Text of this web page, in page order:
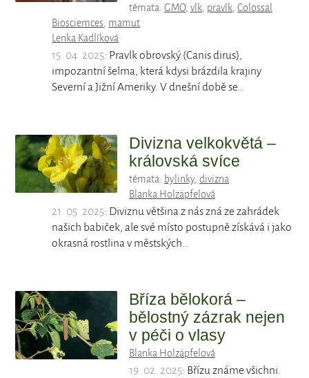
témata: GMO, vlk, pravlk, Colossal
Biosciemces, mamut
Lenka Kadlíková
15. 04. 2025: Pravlk obrovský (Canis dirus),
impozantní šelma, která kdysi brázdila krajiny
Severní a Jižní Ameriky. V dnešní době se…
Divizna velkokvětá –
královská svíce
témata: bylinky, divizna
Blanka Holzäpfelová
21. 05. 2025: Diviznu většina z nás zná ze zahrádek
našich babiček, ale své místo postupně získává i jako
okrasná rostlina v městských…
Bříza bělokorá –
bělostný zázrak nejen
v péči o vlasy
Blanka Holzäpfelová
19. 02. 2025: Břízu známe všichni.